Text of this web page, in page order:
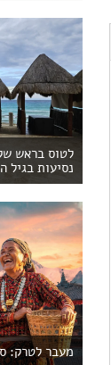
לטוס בראש
נסיעות בגיל
מעבר לטרק: